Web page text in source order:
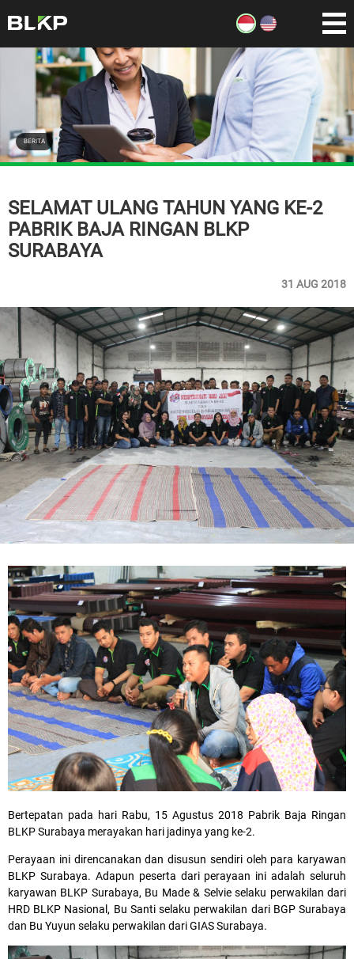
BERITA
SELAMAT ULANG TAHUN YANG KE-2
PABRIK BAJA RINGAN BLKP
SURABAYA
31 AUG 2018
Bertepatan pada hari Rabu, 15 Agustus 2018 Pabrik Baja Ringan
BLKP Surabaya merayakan hari jadinya yang ke-2.
Perayaan ini direncanakan dan disusun sendiri oleh para karyawan
BLKP Surabaya. Adapun peserta dari perayaan ini adalah seluruh
karyawan BLKP Surabaya, Bu Made & Selvie selaku perwakilan dari
HRD BLKP Nasional, Bu Santi selaku perwakilan dari BGP Surabaya
dan Bu Yuyun selaku perwakilan dari GIAS Surabaya.